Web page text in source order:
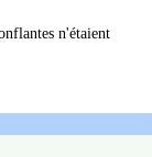
n'étaient